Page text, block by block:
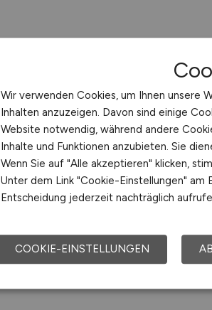
Wir verwenden Cookies, um Ihnen unsere
Inhalten anzuzeigen. Davon sind einige
Website notwendig, während andere
Inhalte und Funktionen anzubieten. Sie
Wenn Sie auf "Alle akzeptieren" klicken,
Unter dem Link "Cookie-Einstellungen" am
Entscheidung jederzeit nachträglich
COOKIE-EINSTELLUNGEN